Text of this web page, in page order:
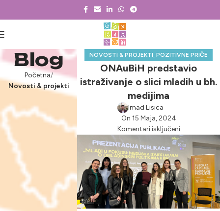
Blog
Početna
Novosti & projekti
NOVOSTI & PROJEKTI,POZITIVNE PRIČE
ONAuBiH predstavio
istraživanje o slici mladih u bh.
medijima
Imad Lisica
On 15 Maja, 2024
Komentari isključeni